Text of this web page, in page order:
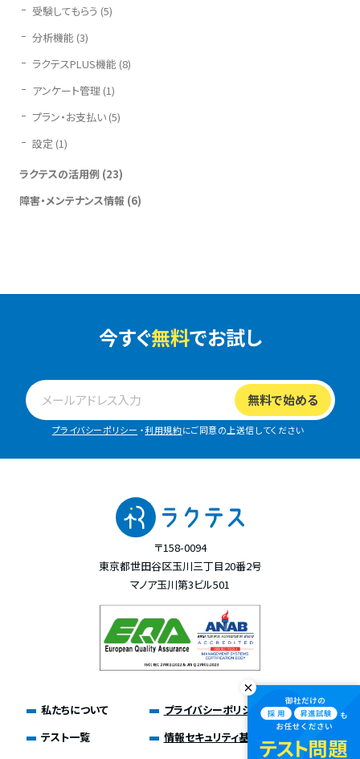
受験してもらう (5)
分析機能 (3)
ラクテスPLUS機能 (8)
アンケート管理(1)
プラン・お支払い(5)
設定 (1)
ラクテスの活用例(23)
障害・メンテナンス情報 (6)
今すぐ無料でお試し
プライバシーポリシー ・利用規約にご同意の上送信してください
〒158-0094
東京都世田谷区玉川三丁目20番2号
マノア玉川第3ビル501
私たちについて
テスト一覧
プライバシーポリシー
情報セキュリティ基本方針